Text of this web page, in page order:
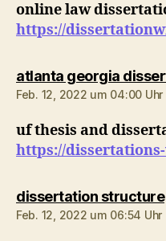
online law
https://
atlanta georgia
Feb. 12, 2022 um 04:00 Uhr
uf thesis and
https://
dissertation structure
Feb. 12, 2022 um 06:54 Uhr